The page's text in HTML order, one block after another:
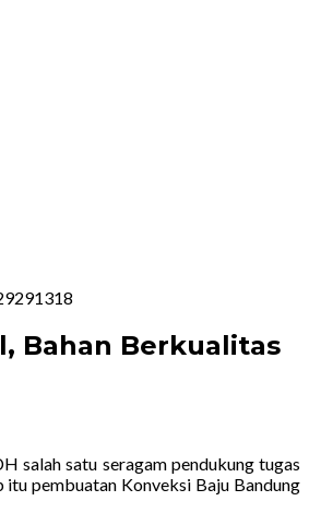
Bahan Berkualitas
salah satu seragam pendukung tugas
itu pembuatan Konveksi Baju Bandung